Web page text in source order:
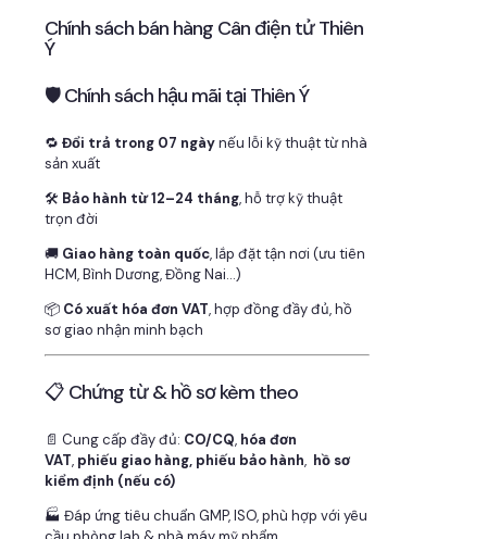
Chính sách bán hàng Cân điện tử Thiên
Ý
🛡 Chính sách hậu mãi tại Thiên Ý
🔁 Đổi trả trong 07 ngàynếu lỗi kỹ thuật từ nhà
sản xuất
🛠 Bảo hành từ 12–24 tháng, hỗ trợ kỹ thuật
trọn đời
🚚 Giao hàng toàn quốc, lắp đặt tận nơi (ưu tiên
HCM, Bình Dương, Đồng Nai…)
📦 Có xuất hóa đơn VAT, hợp đồng đầy đủ, hồ
sơ giao nhận minh bạch
📋 Chứng từ & hồ sơ kèm theo
📄 Cung cấp đầy đủ: CO/CQ, hóa đơn
VAT, phiếu giao hàng, phiếu bảo hành, hồ sơ
kiểm định (nếu có)
🏭 Đáp ứng tiêu chuẩn GMP, ISO, phù hợp với yêu